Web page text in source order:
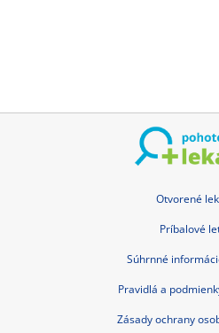
Otvorené
Príbalové
Súhrnné
Pravidlá a
Zásady ochrany